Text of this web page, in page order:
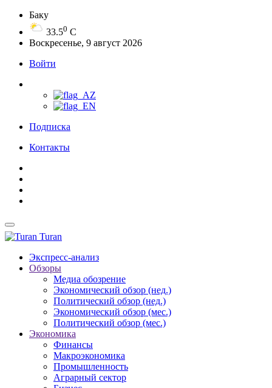
Баку
33.50 C
Воскресенье, 9 август 2026
Войти
Подписка
Контакты
Turan
Экспресс-анализ
Обзоры
Медиа обозрение
Экономический обзор (нед.)
Политический обзор (нед.)
Экономический обзор (мес.)
Политический обзор (мес.)
Экономика
Финансы
Макроэкономика
Промышленность
Аграрный сектор